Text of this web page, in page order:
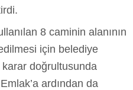
8 caminin alanının
için belediye
karar doğrultusunda
ardından da